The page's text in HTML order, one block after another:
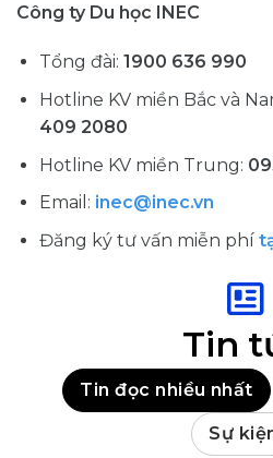
Công ty Du học INEC
Tổng đài: 1900 636 990
Hotline KV miền Bắc và
409 2080
Hotline KV miền Trung:
Email: inec@inec.vn
Đăng ký tư vấn miễn phí
Tin
Tin đọc nhiều nhất
Sự